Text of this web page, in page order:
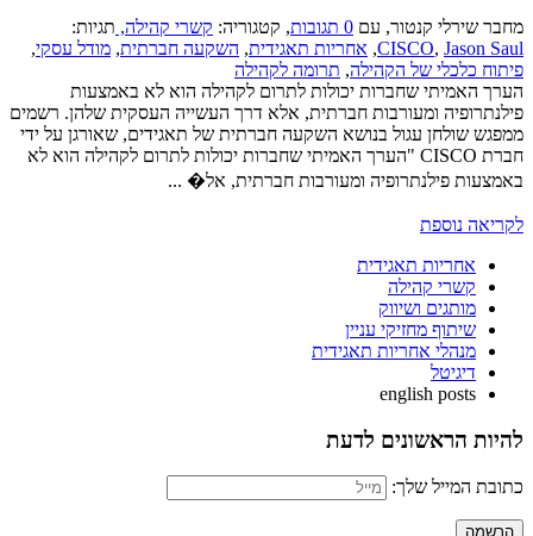
מחבר שירלי קנטור, עם 0 תגובות , קטגוריה: קשרי קהילה, תגיות:
CISCO, Jason Saul
, אחריות תאגידית, השקעה חברתית, מודל עסקי,
פיתוח כלכלי של הקהילה, תרומה לקהילה
הערך האמיתי שחברות יכולות לתרום לקהילה הוא לא באמצעות
פילנתרופיה ומעורבות חברתית, אלא דרך העשייה העסקית שלהן. רשמים
ממפגש שולחן עגול בנושא השקעה חברתית של תאגידים, שאורגן על ידי
חברת CISCO "הערך האמיתי שחברות יכולות לתרום לקהילה הוא לא
באמצעות פילנתרופיה ומעורבות חברתית, אל� ...
לקריאה נוספת
אחריות תאגידית
קשרי קהילה
מותגים ושיווק
שיתוף מחזיקי עניין
מנהלי אחריות תאגידית
דיגיטל
english posts
להיות הראשונים לדעת
כתובת המייל שלך: